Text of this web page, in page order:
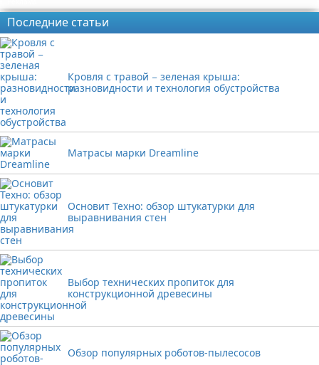
Последние статьи
Кровля с травой − зеленая крыша:
разновидности и технология обустройства
Матрасы марки Dreamline
Основит Техно: обзор штукатурки для
выравнивания стен
Выбор технических пропиток для
конструкционной древесины
Обзор популярных роботов-пылесосов